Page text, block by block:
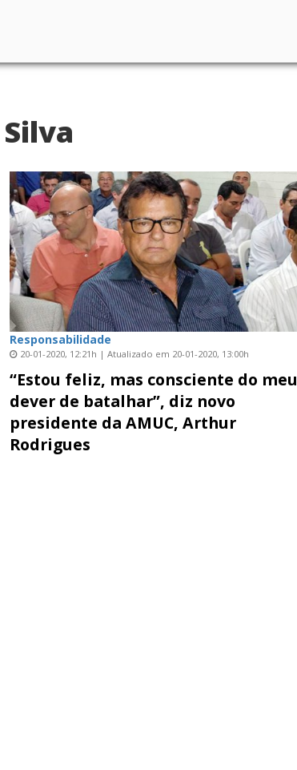
Responsabilidade
20-01-2020, 12:21h | Atualizado em 20-01-2020, 13:00h
“Estou feliz, mas consciente do meu
dever de batalhar”, diz novo
presidente da AMUC, Arthur
Rodrigues